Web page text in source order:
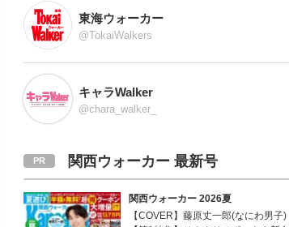
東海ウォーカー
@TokaiWalkers
キャラWalker
@chara_walker_
関西ウォーカー 最新号
関西ウォーカー 2026夏
【COVER】藤原丈一郎(なにわ男子)